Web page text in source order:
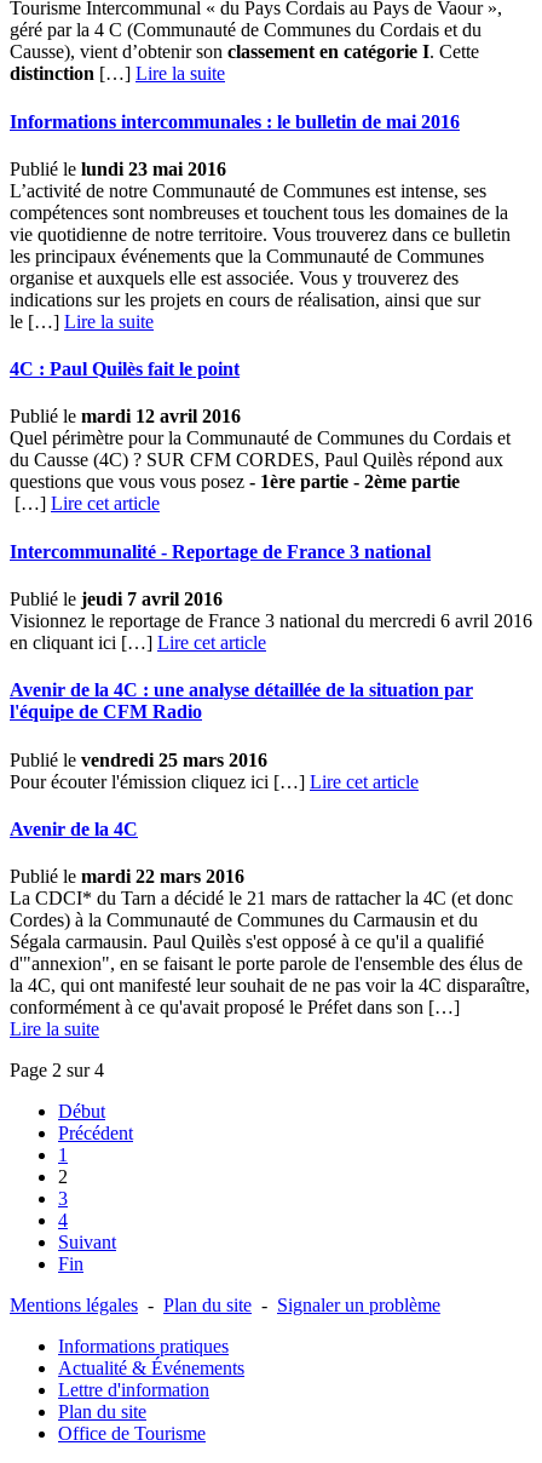
Tourisme Intercommunal « du Pays Cordais au Pays de Vaour »,
géré par la 4 C (Communauté de Communes du Cordais et du
Causse), vient d’obtenir son classement en catégorie I. Cette
distinction […] ­ Lire la suite
Informations intercommunales : le bulletin de mai 2016
Publié le lundi 23 mai 2016
L’activité de notre Communauté de Communes est intense, ses
compétences sont nombreuses et touchent tous les domaines de la
vie quotidienne de notre territoire. Vous trouverez dans ce bulletin
les principaux événements que la Communauté de Communes
organise et auxquels elle est associée. Vous y trouverez des
indications sur les projets en cours de réalisation, ainsi que sur
le […] ­ Lire la suite
4C : Paul Quilès fait le point
Publié le mardi 12 avril 2016
Quel périmètre pour la Communauté de Communes du Cordais et
du Causse (4C) ? SUR CFM CORDES, Paul Quilès répond aux
questions que vous vous posez - 1ère partie - 2ème partie
[…] Lire cet article
Intercommunalité - Reportage de France 3 national
Publié le jeudi 7 avril 2016
Visionnez le reportage de France 3 national du mercredi 6 avril 2016
en cliquant ici […] Lire cet article
Avenir de la 4C : une analyse détaillée de la situation par
l'équipe de CFM Radio
Publié le vendredi 25 mars 2016
Pour écouter l'émission cliquez ici […] Lire cet article
Avenir de la 4C
Publié le mardi 22 mars 2016
La CDCI* du Tarn a décidé le 21 mars de rattacher la 4C (et donc
Cordes) à la Communauté de Communes du Carmausin et du
Ségala carmausin. Paul Quilès s'est opposé à ce qu'il a qualifié
d'"annexion", en se faisant le porte parole de l'ensemble des élus de
la 4C, qui ont manifesté leur souhait de ne pas voir la 4C disparaître,
conformément à ce qu'avait proposé le Préfet dans son […] ­
Lire la suite
Page 2 sur 4
Début
Précédent
1
2
3
4
Suivant
Fin
Mentions légales - Plan du site - Signaler un problème
Informations pratiques
Actualité & Événements
Lettre d'information
Plan du site
Office de Tourisme